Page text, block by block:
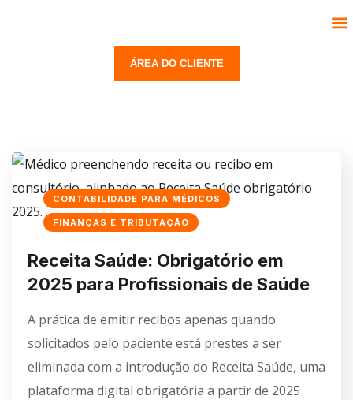
ÁREA DO CLIENTE
CONTABILIDADE PARA MÉDICOS
FINANÇAS E TRIBUTAÇÃO
Receita Saúde: Obrigatório em
2025 para Profissionais de Saúde
A prática de emitir recibos apenas quando
solicitados pelo paciente está prestes a ser
eliminada com a introdução do Receita Saúde, uma
plataforma digital obrigatória a partir de 2025